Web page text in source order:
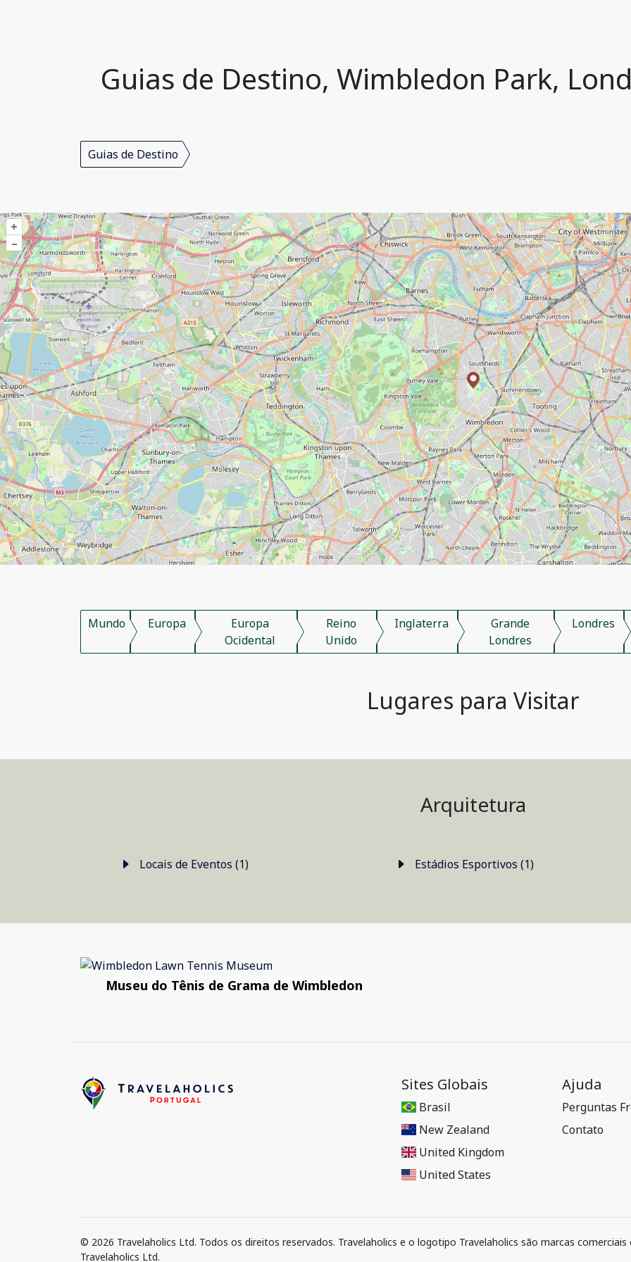
Guias de Destino, Wimbledon Park,
Guias de Destino
+
–
Mundo Europa
Europa
Ocidental
Reino
Unido
Inglaterra
Grande
Londres
Londres
Lugares para Visitar
Arquitetura
Locais de Eventos (1) Estádios Esportivos (1)
Museu do Tênis de Grama de Wimbledon
Sites Globais
Brasil
New Zealand
United Kingdom
United States
Ajuda
Perguntas
Contato
© 2026 Travelaholics Ltd. Todos os direitos reservados. Travelaholics e o logotipo Travelaholics são marcas
Travelaholics Ltd.